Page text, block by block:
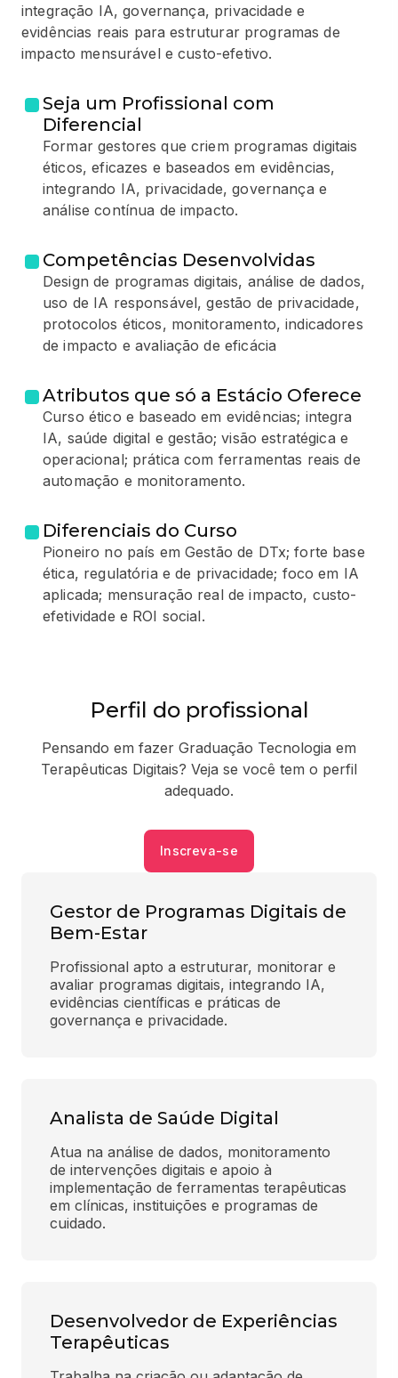
integração IA, governança, privacidade e
evidências reais para estruturar programas de
impacto mensurável e custo-efetivo.
Seja um Profissional com
Diferencial
Formar gestores que criem programas digitais
éticos, eficazes e baseados em evidências,
integrando IA, privacidade, governança e
análise contínua de impacto.
Competências Desenvolvidas
Design de programas digitais, análise de dados,
uso de IA responsável, gestão de privacidade,
protocolos éticos, monitoramento, indicadores
de impacto e avaliação de eficácia
Atributos que só a Estácio Oferece
Curso ético e baseado em evidências; integra
IA, saúde digital e gestão; visão estratégica e
operacional; prática com ferramentas reais de
automação e monitoramento.
Diferenciais do Curso
Pioneiro no país em Gestão de DTx; forte base
ética, regulatória e de privacidade; foco em IA
aplicada; mensuração real de impacto, custo-
efetividade e ROI social.
Perfil do profissional
Pensando em fazer Graduação Tecnologia em
Terapêuticas Digitais? Veja se você tem o perfil
adequado.
Inscreva-se
Gestor de Programas Digitais de
Bem-Estar
Profissional apto a estruturar, monitorar e
avaliar programas digitais, integrando IA,
evidências científicas e práticas de
governança e privacidade.
Analista de Saúde Digital
Atua na análise de dados, monitoramento
de intervenções digitais e apoio à
implementação de ferramentas terapêuticas
em clínicas, instituições e programas de
cuidado.
Desenvolvedor de Experiências
Terapêuticas